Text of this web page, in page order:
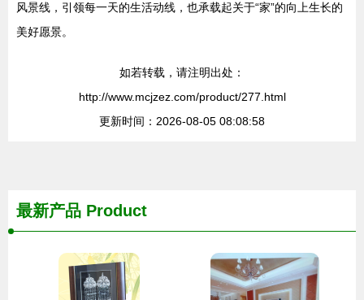
风景线，引领每一天的生活动线，也承载起关于“家”的向上生长的
美好愿景。
如若转载，请注明出处：
http://www.mcjzez.com/product/277.html
更新时间：2026-08-05 08:08:58
最新产品 Product